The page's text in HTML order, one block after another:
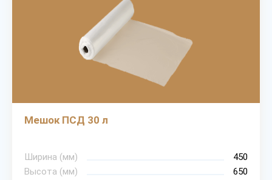
Мешок ПСД 30 л
Ширина (мм)
450
Высота (мм)
650